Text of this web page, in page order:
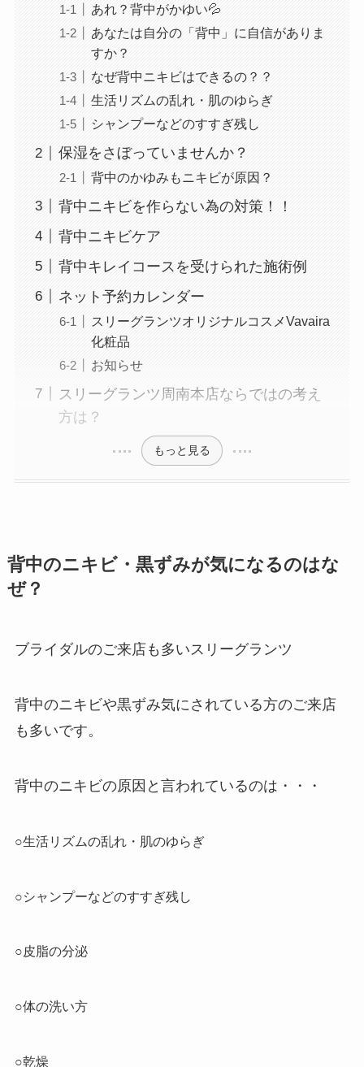
あれ？背中がかゆい💦
あなたは自分の「背中」に自信がありま
すか？
なぜ背中ニキビはできるの？？
生活リズムの乱れ・肌のゆらぎ
シャンプーなどのすすぎ残し
保湿をさぼっていませんか？
背中のかゆみもニキビが原因？
背中ニキビを作らない為の対策！！
背中ニキビケア
背中キレイコースを受けられた施術例
ネット予約カレンダー
スリーグランツオリジナルコスメVavaira
化粧品
お知らせ
スリーグランツ周南本店ならではの考え
方は？
もっと見る
背中のニキビ・黒ずみが気になるのはな
ぜ？
ブライダルのご来店も多いスリーグランツ
背中のニキビや黒ずみ気にされている方のご来店
も多いです。
背中のニキビの原因と言われているのは・・・
○生活リズムの乱れ・肌のゆらぎ
○シャンプーなどのすすぎ残し
○皮脂の分泌
○体の洗い方
○乾燥